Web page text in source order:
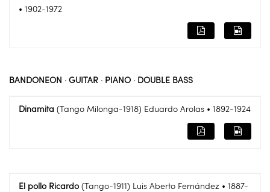
• 1902-1972
BANDONEON · GUITAR · PIANO · DOUBLE BASS
Dinamita (Tango Milonga-1918) Eduardo Arolas • 1892-1924
El pollo Ricardo (Tango-1911) Luis Aberto Fernández • 1887-